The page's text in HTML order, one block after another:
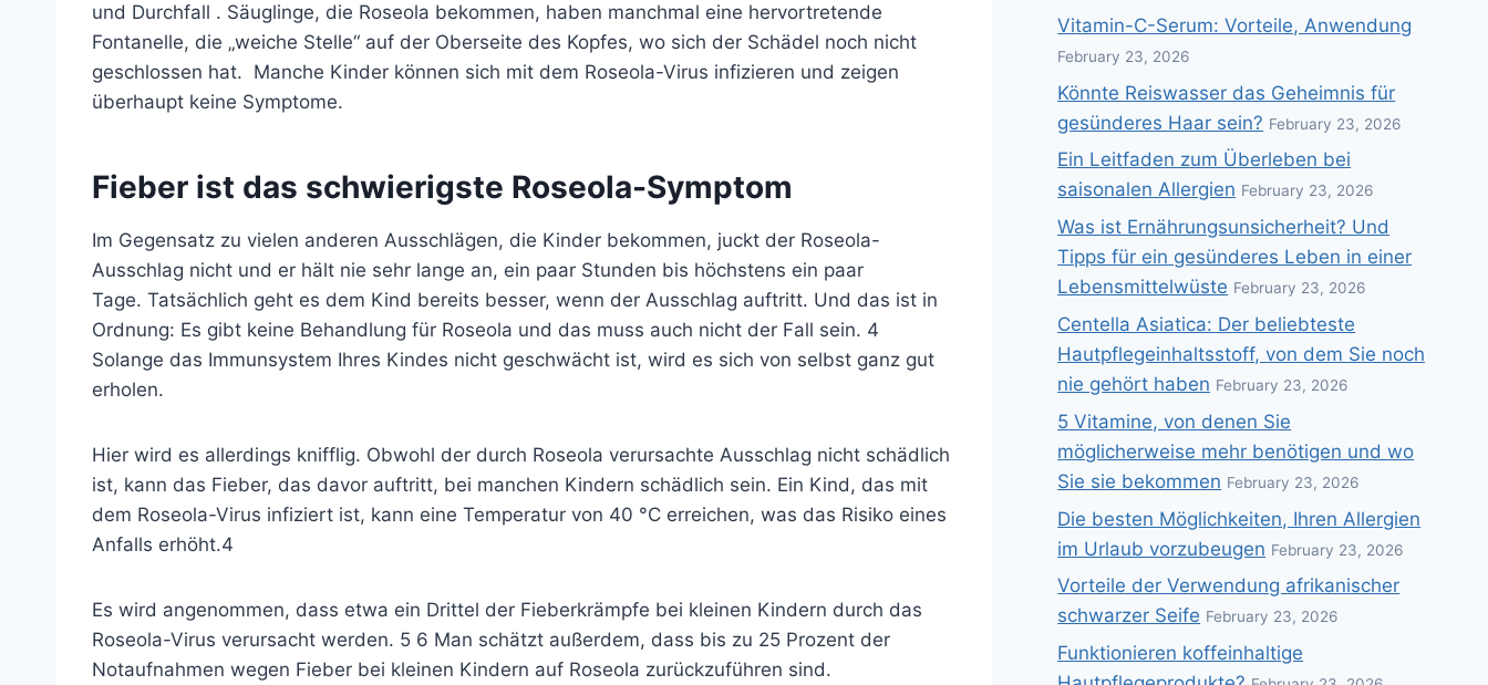
und Durchfall . Säuglinge, die Roseola bekommen, haben manchmal eine hervortretende
Fontanelle, die „weiche Stelle“ auf der Oberseite des Kopfes, wo sich der Schädel noch nicht
geschlossen hat. Manche Kinder können sich mit dem Roseola-Virus infizieren und zeigen
überhaupt keine Symptome.
Fieber ist das schwierigste Roseola-Symptom
Im Gegensatz zu vielen anderen Ausschlägen, die Kinder bekommen, juckt der Roseola-
Ausschlag nicht und er hält nie sehr lange an, ein paar Stunden bis höchstens ein paar
Tage. Tatsächlich geht es dem Kind bereits besser, wenn der Ausschlag auftritt. Und das ist in
Ordnung: Es gibt keine Behandlung für Roseola und das muss auch nicht der Fall sein. 4
Solange das Immunsystem Ihres Kindes nicht geschwächt ist, wird es sich von selbst ganz gut
erholen.
Hier wird es allerdings knifflig. Obwohl der durch Roseola verursachte Ausschlag nicht schädlich
ist, kann das Fieber, das davor auftritt, bei manchen Kindern schädlich sein. Ein Kind, das mit
dem Roseola-Virus infiziert ist, kann eine Temperatur von 40 °C erreichen, was das Risiko eines
Anfalls erhöht.4
Es wird angenommen, dass etwa ein Drittel der Fieberkrämpfe bei kleinen Kindern durch das
Roseola-Virus verursacht werden. 5 6 Man schätzt außerdem, dass bis zu 25 Prozent der
Notaufnahmen wegen Fieber bei kleinen Kindern auf Roseola zurückzuführen sind.
Vitamin-C-Serum: Vorteile, Anwendung
February 23, 2026
Könnte Reiswasser das Geheimnis für
gesünderes Haar sein? February 23, 2026
Ein Leitfaden zum Überleben bei
saisonalen Allergien February 23, 2026
Was ist Ernährungsunsicherheit? Und
Tipps für ein gesünderes Leben in einer
Lebensmittelwüste February 23, 2026
Centella Asiatica: Der beliebteste
Hautpflegeinhaltsstoff, von dem Sie noch
nie gehört haben February 23, 2026
5 Vitamine, von denen Sie
möglicherweise mehr benötigen und wo
Sie sie bekommen February 23, 2026
Die besten Möglichkeiten, Ihren Allergien
im Urlaub vorzubeugen February 23, 2026
Vorteile der Verwendung afrikanischer
schwarzer Seife February 23, 2026
Funktionieren koffeinhaltige